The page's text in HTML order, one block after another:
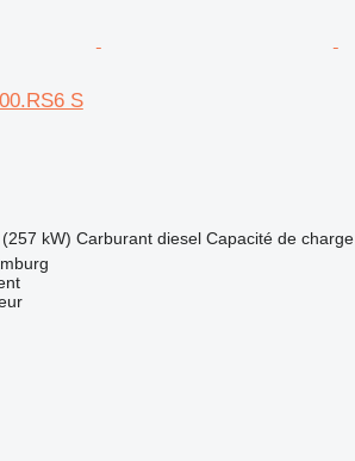
S
kW) Carburant diesel Capacité de charge